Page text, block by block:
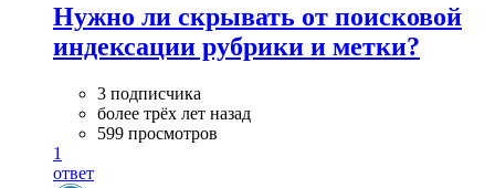
Нужно ли скрывать от поисковой
индексации рубрики и метки?
3 подписчика
более трёх лет назад
599 просмотров
1
ответ